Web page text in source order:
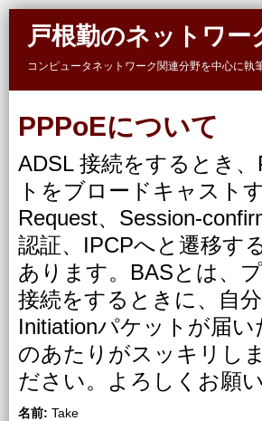
戸根勤のネットワー
コンピュータネットワーク関連分野を中心に
PPPoEについて
ADSL 接続をするとき
トをブロードキャスト
Request、Session-
認証、IPCPへと遷移す
あります。BASとは、
接続をするときに、自
Initiationパケットが届
のあたりがスッキリし
ださい。よろしくお願
名前: Take